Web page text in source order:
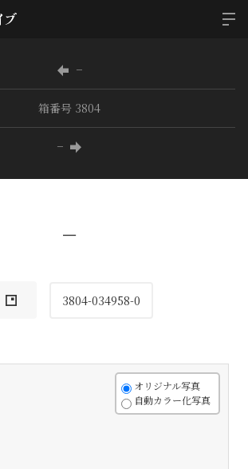
−
箱番号 3804
−
−
3804-034958-0
オリジナル写真
自動カラー化写真